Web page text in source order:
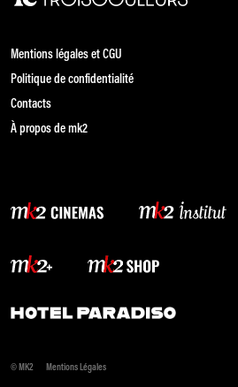
Mentions légales et CGU
Politique de confidentialité
Contacts
À propos de mk2
© MK2 Mentions Légales